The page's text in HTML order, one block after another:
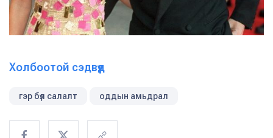
Холбоотой сэдвүүд
гэр бүл салалт оддын амьдрал